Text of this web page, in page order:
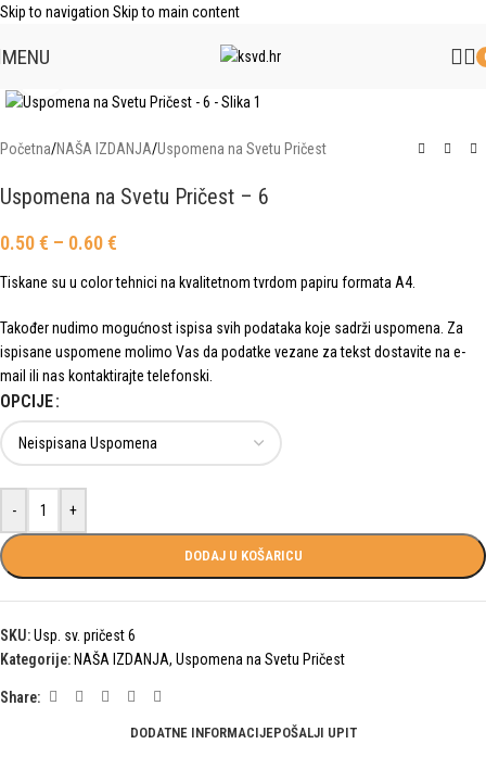
Skip to navigation Skip to main content
MENU
Početna/NAŠA IZDANJA/Uspomena na Svetu Pričest
Uspomena na Svetu Pričest – 6
0.50€ – 0.60€
Tiskane su u color tehnici na kvalitetnom tvrdom papiru formata A4.
Također nudimo mogućnost ispisa svih podataka koje sadrži uspomena. Za
ispisane uspomene molimo Vas da podatke vezane za tekst dostavite na e-
mail ili nas kontaktirajte telefonski.
OPCIJE
- +
DODAJ U KOŠARICU
SKU:Usp. sv. pričest 6
Kategorije: NAŠA IZDANJA, Uspomena na Svetu Pričest
Share:
DODATNE INFORMACIJEPOŠALJI UPIT